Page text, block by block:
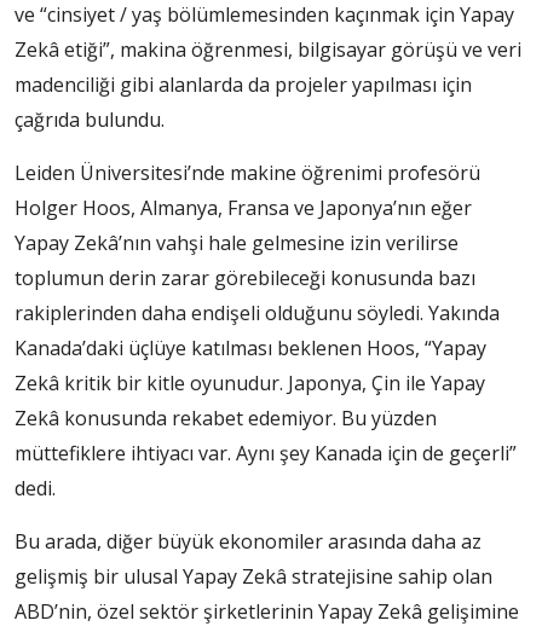
ve “cinsiyet / yaş bölümlemesinden kaçınmak için Yapay
Zekâ etiği”, makina öğrenmesi, bilgisayar görüşü ve veri
madenciliği gibi alanlarda da projeler yapılması için
çağrıda bulundu.
Leiden Üniversitesi’nde makine öğrenimi profesörü
Holger Hoos, Almanya, Fransa ve Japonya’nın eğer
Yapay Zekâ’nın vahşi hale gelmesine izin verilirse
toplumun derin zarar görebileceği konusunda bazı
rakiplerinden daha endişeli olduğunu söyledi. Yakında
Kanada’daki üçlüye katılması beklenen Hoos, “Yapay
Zekâ kritik bir kitle oyunudur. Japonya, Çin ile Yapay
Zekâ konusunda rekabet edemiyor. Bu yüzden
müttefiklere ihtiyacı var. Aynı şey Kanada için de geçerli”
dedi.
Bu arada, diğer büyük ekonomiler arasında daha az
gelişmiş bir ulusal Yapay Zekâ stratejisine sahip olan
ABD’nin, özel sektör şirketlerinin Yapay Zekâ gelişimine